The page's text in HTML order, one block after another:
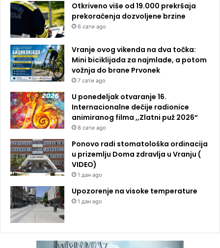
Otkriveno više od 19.000 prekršaja
prekoračenja dozvoljene brzine
6 сати ago
Vranje ovog vikenda na dva točka:
Mini biciklijada za najmlađe, a potom
vožnja do brane Prvonek
7 сати ago
U ponedeljak otvaranje 16.
Internacionalne dečije radionice
animiranog filma ,,Zlatni puž 2026“
8 сати ago
Ponovo radi stomatološka ordinacija
u prizemlju Doma zdravlja u Vranju (
VIDEO)
1 дан ago
Upozorenje na visoke temperature
1 дан ago